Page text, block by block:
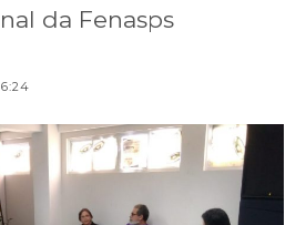
da Fenasps